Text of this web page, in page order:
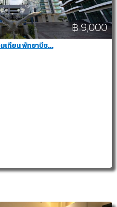
฿ 9,000
เทียน พัทยาบีช...